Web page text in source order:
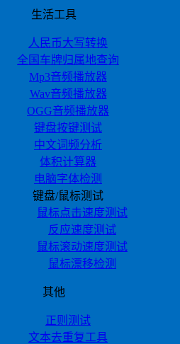
生活工具
人民币大写转换
全国车牌归属地查询
Mp3音频播放器
Wav音频播放器
OGG音频播放器
键盘按键测试
中文词频分析
体积计算器
电脑字体检测
键盘/鼠标测试
鼠标点击速度测试
反应速度测试
鼠标滚动速度测试
鼠标漂移检测
其他
正则测试
文本去重复工具